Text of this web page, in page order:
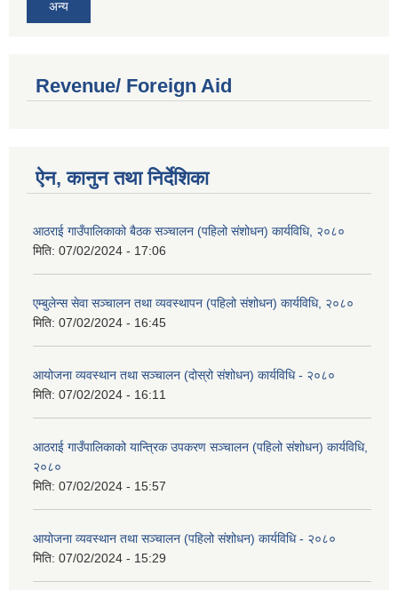
अन्य
Revenue/ Foreign Aid
ऐन, कानुन तथा निर्देशिका
आठराई गाउँपालिकाको बैठक सञ्चालन (पहिलो संशोधन) कार्यविधि, २०८०
मिति: 07/02/2024 - 17:06
एम्बुलेन्स सेवा सञ्चालन तथा व्यवस्थापन (पहिलो संशोधन) कार्यविधि, २०८०
मिति: 07/02/2024 - 16:45
आयोजना व्यवस्थान तथा सञ्चालन (दोस्रो संशोधन) कार्यविधि - २०८०
मिति: 07/02/2024 - 16:11
आठराई गाउँपालिकाको यान्त्रिक उपकरण सञ्चालन (पहिलो संशोधन) कार्यविधि,
२०८०
मिति: 07/02/2024 - 15:57
आयोजना व्यवस्थान तथा सञ्चालन (पहिलो संशोधन) कार्यविधि - २०८०
मिति: 07/02/2024 - 15:29